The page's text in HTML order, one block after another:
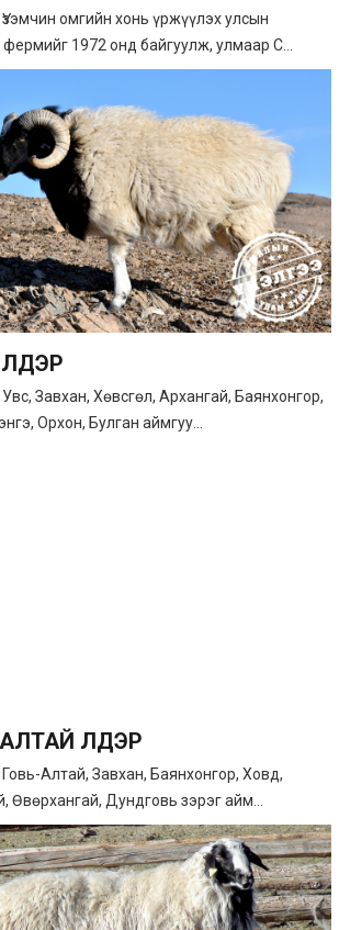
омгийн хонь үржүүлэх улсын
1972 онд байгуулж, улмаар С...
Завхан, Хөвсгөл, Архангай, Баянхонгор,
Орхон, Булган аймгуу...
ҮҮЛДЭР
Алтай, Завхан, Баянхонгор, Ховд,
Өвөрхангай, Дундговь зэрэг айм...